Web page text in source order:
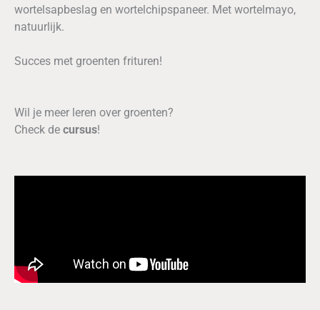
wortelsapbeslag en wortelchipspaneer. Met wortelmayo,
natuurlijk.
Succes met groenten frituren!
Wil je meer leren over groenten?
Check de cursus!